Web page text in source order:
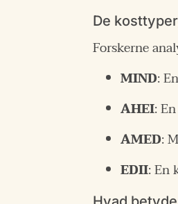
De
Forskerne
MIND:
AHEI:
AMED:
EDII: En